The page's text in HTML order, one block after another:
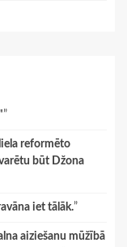
”
reformēto
būt Džona
iet tālāk.”
aiziešanu mūžībā